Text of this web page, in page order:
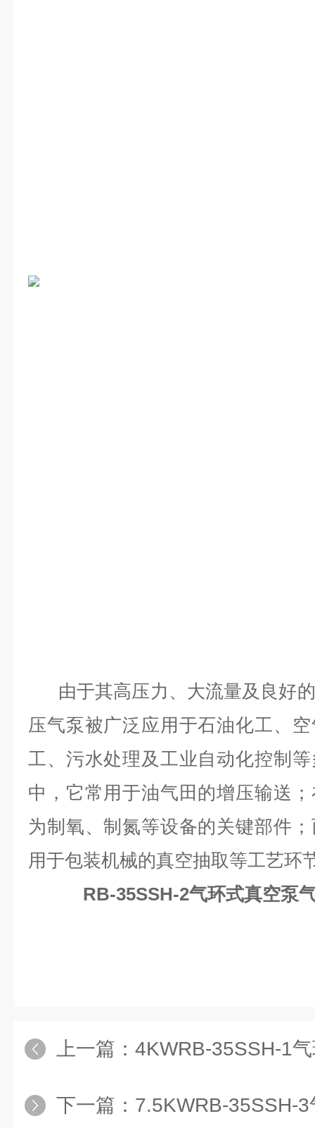
由于其高压力、大流量及良好
压气泵被广泛应用于石油化工、
工、污水处理及工业自动化控制
中，它常用于油气田的增压输送
为制氧、制氮等设备的关键部件
用于包装机械的真空抽取等工艺环
RB-35SSH-2气环式真空泵
上一篇： 4KWRB-35SSH-1气环式
下一篇： 7.5KWRB-35SSH-3气环式